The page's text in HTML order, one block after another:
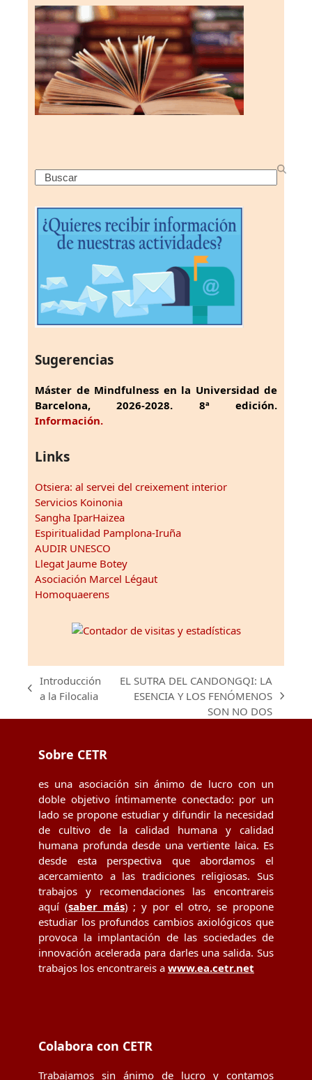
Search
Sugerencias
Máster de Mindfulness en la Universidad de
Barcelona, 2026-2028. 8ª edición.
Información.
Links
Otsiera: al servei del creixement interior
Servicios Koinonia
Sangha IparHaizea
Espiritualidad Pamplona-Iruña
AUDIR UNESCO
Llegat Jaume Botey
Asociación Marcel Légaut
Homoquaerens
previous
Introducción
a la Filocalia
next
post:
EL SUTRA DEL CANDONGQI: LA
ESENCIA Y LOS FENÓMENOS
SON NO DOS
Sobre CETR
es una asociación sin ánimo de lucro con un
doble objetivo íntimamente conectado: por un
lado se propone estudiar y difundir la necesidad
de cultivo de la calidad humana y calidad
humana profunda desde una vertiente laica. Es
desde esta perspectiva que abordamos el
acercamiento a las tradiciones religiosas. Sus
trabajos y recomendaciones las encontrareis
aquí (saber más) ; y por el otro, se propone
estudiar los profundos cambios axiológicos que
provoca la implantación de las sociedades de
innovación acelerada para darles una salida. Sus
trabajos los encontrareis a www.ea.cetr.net
Colabora con CETR
Trabajamos sin ánimo de lucro y contamos